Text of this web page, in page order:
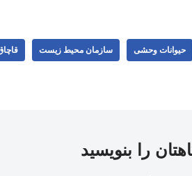
حیوانات وحشی سازمان محیط زیست
را بنویسید